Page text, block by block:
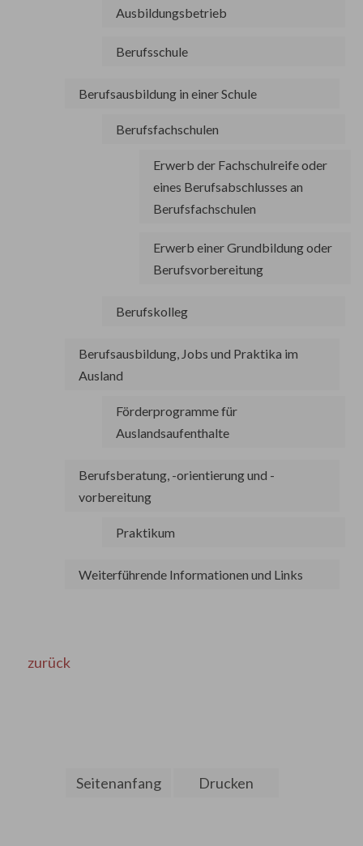
Ausbildungsbetrieb
Berufsschule
Berufsausbildung in einer Schule
Berufsfachschulen
Erwerb der Fachschulreife oder
eines Berufsabschlusses an
Berufsfachschulen
Erwerb einer Grundbildung oder
Berufsvorbereitung
Berufskolleg
Berufsausbildung, Jobs und Praktika im
Ausland
Förderprogramme für
Auslandsaufenthalte
Berufsberatung, -orientierung und -
vorbereitung
Praktikum
Weiterführende Informationen und Links
zurück
Seitenanfang Drucken